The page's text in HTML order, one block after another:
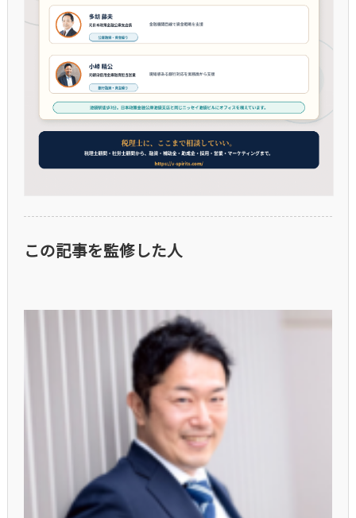
この記事を監修した人